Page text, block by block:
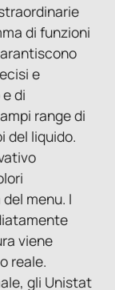
di funzioni
e
di
range di
del liquido.
menu. I
viene
reale.
gli Unistat